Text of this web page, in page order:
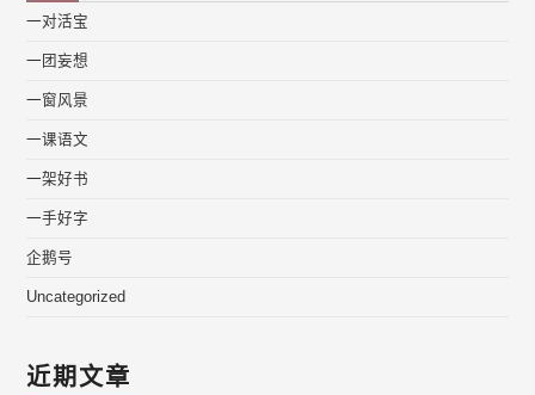
一对活宝
一团妄想
一窗风景
一课语文
一架好书
一手好字
企鹅号
Uncategorized
近期文章